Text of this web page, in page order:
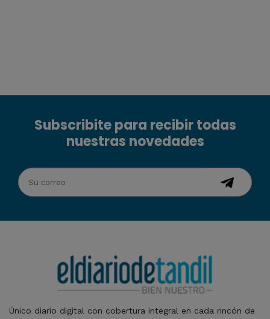
Subscribite para recibir todas
nuestras novedades
Único diario digital con cobertura integral en cada rincón de